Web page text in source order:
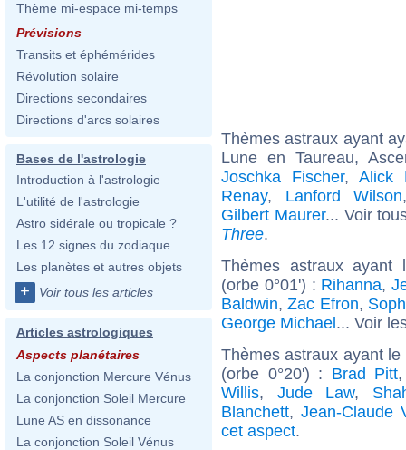
Thème mi-espace mi-temps
Prévisions
Transits et éphémérides
Révolution solaire
Directions secondaires
Directions d'arcs solaires
Bases de l'astrologie
Introduction à l'astrologie
L'utilité de l'astrologie
Astro sidérale ou tropicale ?
Les 12 signes du zodiaque
Les planètes et autres objets
+ Voir tous les articles
Articles astrologiques
Aspects planétaires
La conjonction Mercure Vénus
La conjonction Soleil Mercure
Lune AS en dissonance
La conjonction Soleil Vénus
Thèmes astraux ayant
Lune en Taureau,
Joschka Fischer, Alick
Renay, Lanford Wilson
Gilbert Maurer... Voir
Three.
Thèmes astraux ayant
(orbe 0°01') : Rihanna,
Baldwin,Zac Efron,
George Michael... Voir
Thèmes astraux ayant
(orbe 0°20') : Brad Pitt
Willis, Jude Law,
Blanchett, Jean-Claude
cet aspect.